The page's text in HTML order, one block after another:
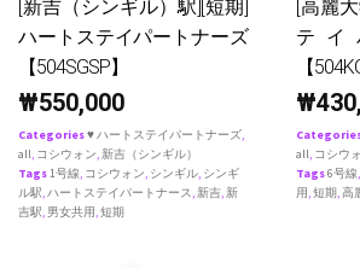
[新吉（シンギル）駅][短期]
ハートステイパートナーズ
【504SGSP】
₩550,000
Categories♥ ハートステイパートナーズ,
all, コシウォン,新吉（シンギル）
Tags1号線, コシウォン, シンギル, シンギ
ル駅,ハートステイパートナース,新吉,新
吉駅, 男女共用,短期
[高麗
テイ
【
₩
all, コシウ
Tags6号線,
用,短期,高